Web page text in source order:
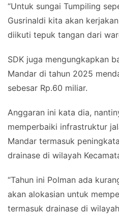
“Untuk sungai Tumpiling
Gusrinaldi kita akan
diikuti tepuk tangan dari
SDK juga mengungkapkan
Mandar di tahun 2025
sebesar Rp.60 miliar.
Anggaran ini kata dia,
memperbaiki infrastruktur
Mandar termasuk
drainase di wilayah
“Tahun ini Polman ada
akan alokasian untuk
termasuk drainase di